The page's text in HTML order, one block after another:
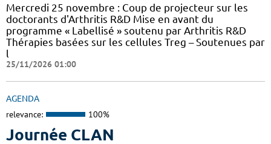
Mercredi 25 novembre : Coup de projecteur sur les
doctorants d'Arthritis R&D Mise en avant du
programme « Labellisé » soutenu par Arthritis R&D
Thérapies basées sur les cellules Treg – Soutenues par
l
25/11/2026 01:00
AGENDA
relevance: 100%
Journée CLAN